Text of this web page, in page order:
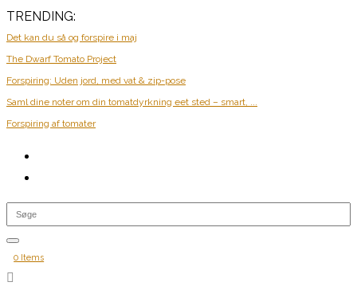
TRENDING:
Det kan du så og forspire i maj
The Dwarf Tomato Project
Forspiring: Uden jord, med vat & zip-pose
Saml dine noter om din tomatdyrkning eet sted – smart, ...
Forspiring af tomater
0 Items
